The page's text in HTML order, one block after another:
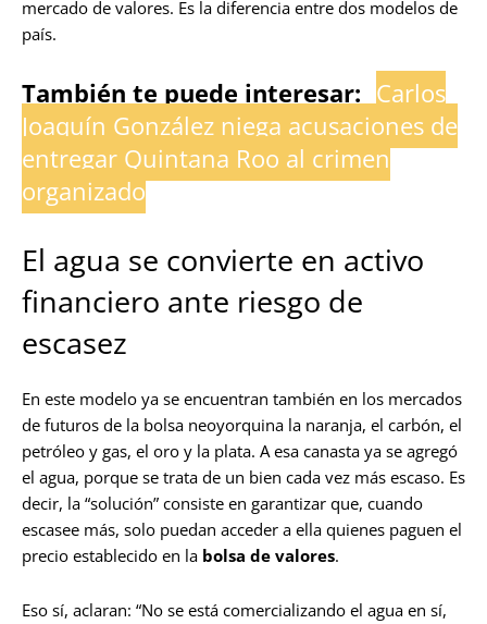
mercado de valores. Es la diferencia entre dos modelos de
país.
También te puede interesar: Carlos
Joaquín González niega acusaciones de
entregar Quintana Roo al crimen
organizado
El agua se convierte en activo
financiero ante riesgo de
escasez
En este modelo ya se encuentran también en los mercados
de futuros de la bolsa neoyorquina la naranja, el carbón, el
petróleo y gas, el oro y la plata. A esa canasta ya se agregó
el agua, porque se trata de un bien cada vez más escaso. Es
decir, la “solución” consiste en garantizar que, cuando
escasee más, solo puedan acceder a ella quienes paguen el
precio establecido en la bolsa de valores.
Eso sí, aclaran: “No se está comercializando el agua en sí,